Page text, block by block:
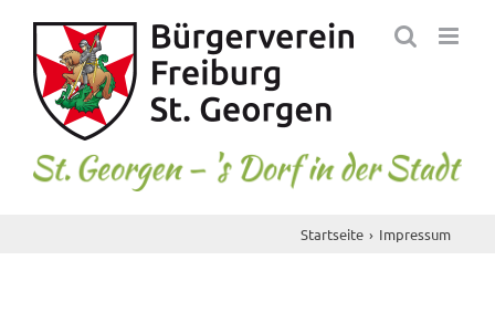
content
Startseite Impressum